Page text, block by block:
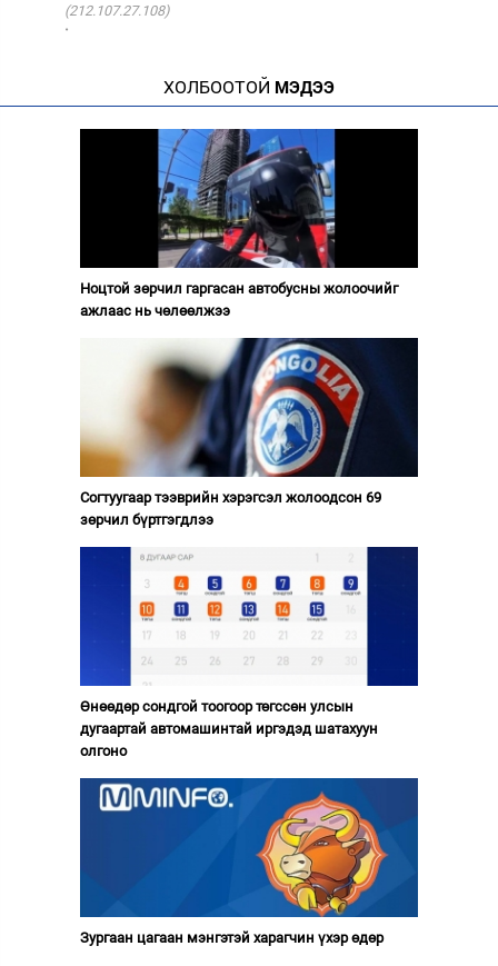
(212.107.27.108)
·
ХОЛБООТОЙ МЭДЭЭ
Ноцтой зөрчил гаргасан автобусны жолоочийг
ажлаас нь чөлөөлжээ
Согтуугаар тээврийн хэрэгсэл жолоодсон 69
зөрчил бүртгэгдлээ
Өнөөдөр сондгой тоогоор төгссөн улсын
дугаартай автомашинтай иргэдэд шатахуун
олгоно
Зургаан цагаан мэнгэтэй харагчин үхэр өдөр